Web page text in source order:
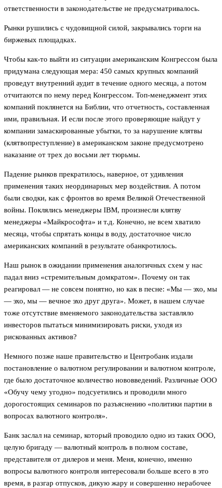
ответственности в законодательстве не предусматривалось.
Рынки рушились с чудовищной силой, закрывались торги на
биржевых площадках.
Чтобы как-то выйти из ситуации американским Конгрессом была
придумана следующая мера: 450 самых крупных компаний
проведут внутренний аудит в течение одного месяца, а потом
отчитаются по нему перед Конгрессом. Топ-менеджмент этих
компаний поклянется на Библии, что отчетность, составленная
ими, правильная. И если после этого проверяющие найдут у
компании замаскированные убытки, то за нарушение клятвы
(клятвопреступление) в американском законе предусмотрено
наказание от трех до восьми лет тюрьмы.
Падение рынков прекратилось, наверное, от удивления
применения таких неординарных мер воздействия. А потом
были сводки, как с фронтов во время Великой Отечественной
войны. Поклялись менеджеры IBM, произнесли клятву
менеджеры «Майкрософта» и т.д. Конечно, не всем хватило
месяца, чтобы спрятать концы в воду, достаточное число
американских компаний в результате обанкротилось.
Наш рынок в ожидании применения аналогичных схем у нас
падал вниз «стремительным домкратом». Почему он так
реагировал — не совсем понятно, но как в песне: «Мы — эхо, мы
— эхо, мы — вечное эхо друг друга». Может, в нашем случае
тоже отсутствие вменяемого законодательства заставляло
инвесторов пытаться минимизировать риски, уходя из
рискованных активов?
Немного позже наше правительство и Центробанк издали
постановление о валютном регулировании и валютном контроле,
где было достаточное количество нововведений. Различные ООО
«Обучу чему угодно» подсуетились и проводили много
дорогостоящих семинаров по разъяснению «политики партии в
вопросах валютного контроля».
Банк заслал на семинар, который проводило одно из таких ООО,
целую бригаду — валютный контроль в полном составе,
представителя от дилеров и меня. Меня, конечно, именно
вопросы валютного контроля интересовали больше всего в это
время, в разгар отпусков, дикую жару и совершенно нерабочее